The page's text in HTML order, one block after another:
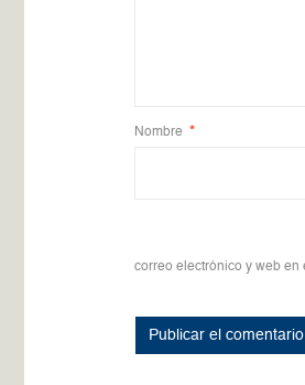
Nombre *
correo electrónico y web en